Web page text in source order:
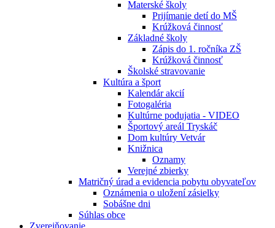
Materské školy
Prijímanie detí do MŠ
Krúžková činnosť
Základné školy
Zápis do 1. ročníka ZŠ
Krúžková činnosť
Školské stravovanie
Kultúra a šport
Kalendár akcií
Fotogaléria
Kultúrne podujatia - VIDEO
Športový areál Tryskáč
Dom kultúry Vetvár
Knižnica
Oznamy
Verejné zbierky
Matričný úrad a evidencia pobytu obyvateľov
Oznámenia o uložení zásielky
Sobášne dni
Súhlas obce
Zverejňovanie